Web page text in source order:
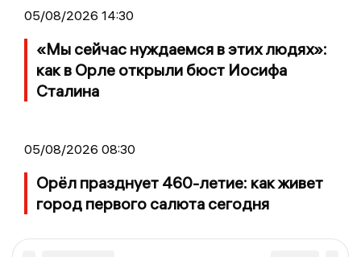
05/08/2026 14:30
«Мы сейчас нуждаемся в этих людях»:
как в Орле открыли бюст Иосифа
Сталина
05/08/2026 08:30
Орёл празднует 460-летие: как живет
город первого салюта сегодня